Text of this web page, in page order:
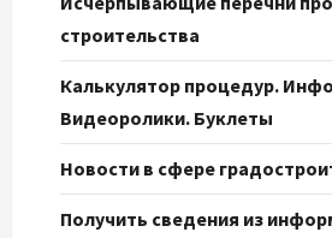
строительства
Калькулятор процедур.
Видеоролики. Буклеты
Новости в сфере
Получить сведения из